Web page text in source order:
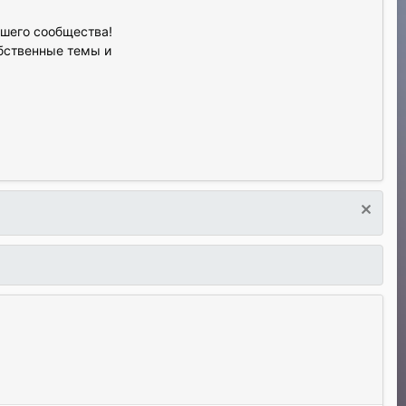
сообщества!
темы и